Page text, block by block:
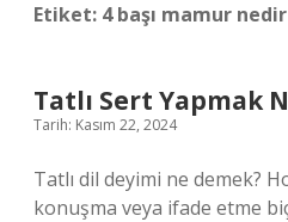
Etiket: 4 başı mamur nedir
Tatlı Sert Yapmak
Tarih: Kasım 22, 2024
Tatlı dil deyimi ne demek?
konuşma veya ifade etme